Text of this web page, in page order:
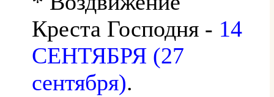
Креста Господня - 14
СЕНТЯБРЯ (27
сентября).